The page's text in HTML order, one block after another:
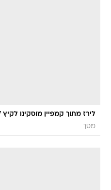
לירז מתוך קמפיין מוסקינו לקיץ 2207
מסך